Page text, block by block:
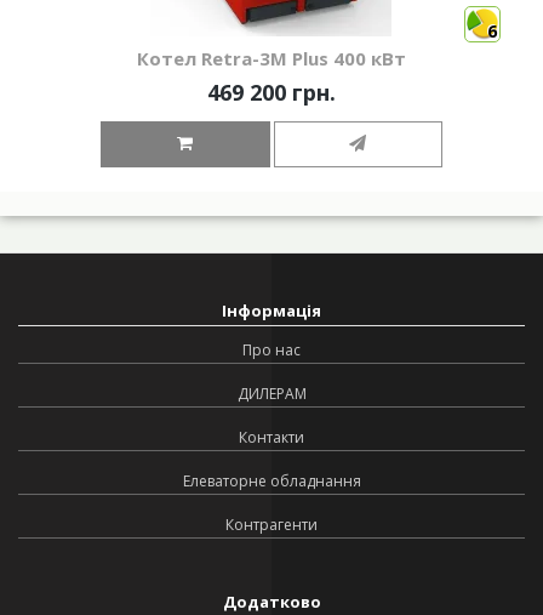
6
Котел Retra-3М Plus 400 кВт
469 200 грн.
Інформація
Про нас
ДИЛЕРАМ
Контакти
Елеваторне обладнання
Контрагенти
Додатково